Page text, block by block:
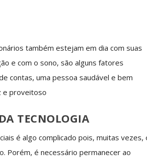
também estejam em dia com suas
e com o sono, são alguns fatores
contas, uma pessoa saudável e bem
e proveitoso
TECNOLOGIA
é algo complicado pois, muitas vezes,
Porém, é necessário permanecer ao